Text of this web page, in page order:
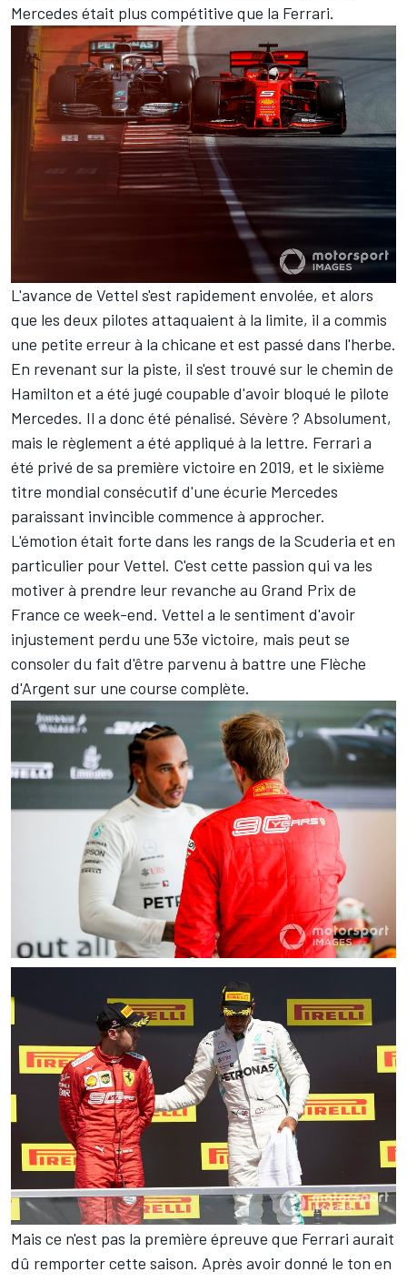
Mercedes était plus compétitive que la Ferrari.
L'avance de Vettel s'est rapidement envolée, et alors
que les deux pilotes attaquaient à la limite, il a commis
une petite erreur à la chicane et est passé dans l'herbe.
En revenant sur la piste, il s'est trouvé sur le chemin de
Hamilton et a été jugé coupable d'avoir bloqué le pilote
Mercedes. Il a donc été pénalisé. Sévère ? Absolument,
mais le règlement a été appliqué à la lettre. Ferrari a
été privé de sa première victoire en 2019, et le sixième
titre mondial consécutif d'une écurie Mercedes
paraissant invincible commence à approcher.
L'émotion était forte dans les rangs de la Scuderia et en
particulier pour Vettel. C'est cette passion qui va les
motiver à prendre leur revanche au Grand Prix de
France ce week-end. Vettel a le sentiment d'avoir
injustement perdu une 53e victoire, mais peut se
consoler du fait d'être parvenu à battre une Flèche
d'Argent sur une course complète.
Mais ce n'est pas la première épreuve que Ferrari aurait
dû remporter cette saison. Après avoir donné le ton en